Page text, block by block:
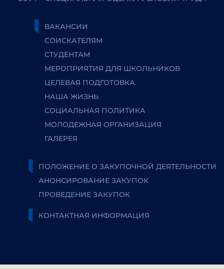
ВАКАНСИИ
СОИСКАТЕЛЯМ
СТУДЕНТАМ
МЕРОПРИЯТИЯ ДЛЯ ШКОЛЬНИКОВ
ЦЕЛЕВАЯ ПОДГОТОВКА
НАША ЖИЗНЬ
СОЦИАЛЬНАЯ ПОЛИТИКА
МОЛОДЕЖНАЯ ОРГАНИЗАЦИЯ
ГАЛЕРЕЯ
ПОЛОЖЕНИЕ О ЗАКУПОЧНОЙ ДЕЯТЕЛЬНОСТИ
АНОНСИРОВАНИЕ ЗАКУПОК
ПРОВЕДЕНИЕ ЗАКУПОК
КОНТАКТНАЯ ИНФОРМАЦИЯ